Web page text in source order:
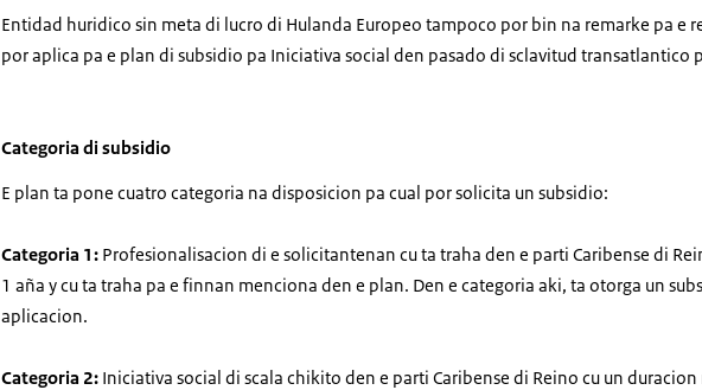
Entidad huridico sin meta di lucro di Hulanda Europeo tampoco por bin na remarke pa e
por aplica pa e plan di subsidio pa Iniciativa social den pasado di sclavitud transatlantico
Categoria di subsidio
E plan ta pone cuatro categoria na disposicion pa cual por solicita un subsidio:
Categoria 1: Profesionalisacion di e solicitantenan cu ta traha den e parti Caribense di
1 aña y cu ta traha pa e finnan menciona den e plan. Den e categoria aki, ta otorga un
aplicacion.
Categoria 2: Iniciativa social di scala chikito den e parti Caribense di Reino cu un